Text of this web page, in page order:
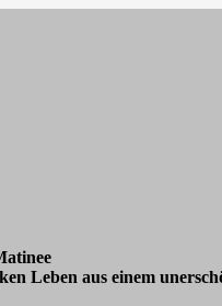
Leben aus einem